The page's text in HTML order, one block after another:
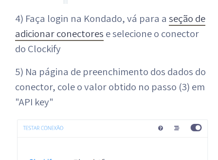
4) Faça login na Kondado, vá para a seção de
adicionar conectores e selecione o conector
do Clockify
5) Na página de preenchimento dos dados do
conector, cole o valor obtido no passo (3) em
"API key"